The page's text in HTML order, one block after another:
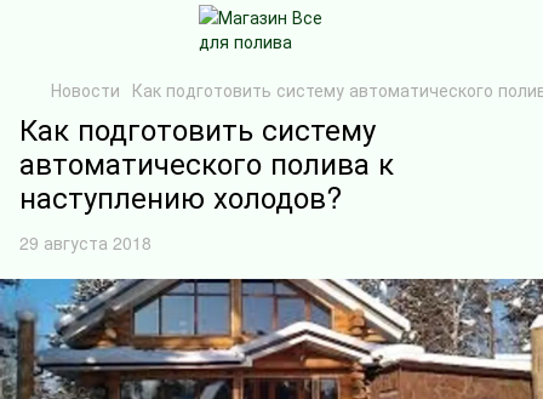
Новости Как подготовить систему автоматического
Как подготовить систему
автоматического полива к
наступлению холодов?
29 августа 2018